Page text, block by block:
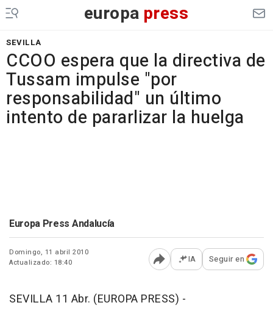
europa press
SEVILLA
CCOO espera que la directiva de
Tussam impulse "por
responsabilidad" un último
intento de pararlizar la huelga
Europa Press Andalucía
Domingo, 11 abril 2010
Actualizado: 18:40
Abrir opciones para
IA Seguir en
SEVILLA 11 Abr. (EUROPA PRESS) -